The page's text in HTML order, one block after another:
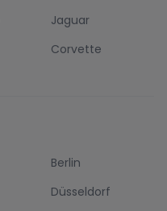
Jaguar
Corvette
Berlin
Düsseldorf